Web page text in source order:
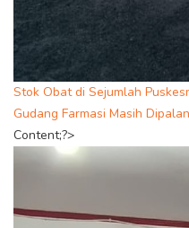
Stok Obat di Sejumlah
Gudang Farmasi Masih
Content;?>